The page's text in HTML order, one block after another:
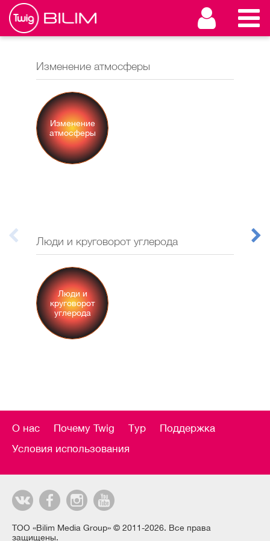
Изменение атмосферы
Изменение
атмосферы
Люди и круговорот углерода
Люди и
круговорот
углерода
О нас Почему Twig Тур
Поддержка
Условия использования
ТОО «Bilim Media Group» © 2011-2026. Все права
защищены.